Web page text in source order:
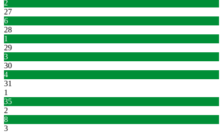
2
27
6
28
1
29
3
30
4
31
1
35
2
8
3